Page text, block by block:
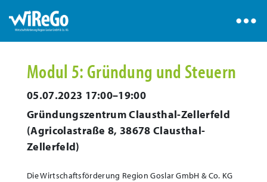
Modul 5: Gründung und Steuern
05.07.2023 17:00–19:00
Gründungszentrum Clausthal-Zellerfeld
(Agricolastraße 8, 38678 Clausthal-
Zellerfeld)
Die Wirtschaftsförderung Region Goslar GmbH & Co. KG